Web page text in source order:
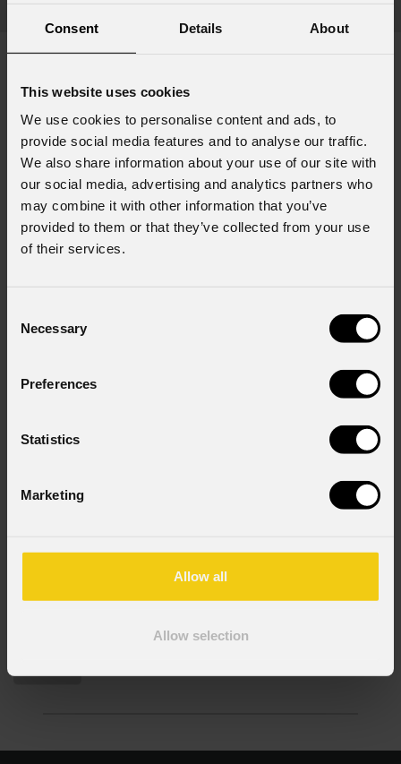
Consent Details About
This website uses cookies
We use cookies to personalise content and ads, to
provide social media features and to analyse our traffic.
We also share information about your use of our site with
our social media, advertising and analytics partners who
may combine it with other information that you’ve
provided to them or that they’ve collected from your use
of their services.
Selection
Necessary
Preferences
Statistics
Marketing
Allow all
Allow selection
Iscriviti alla nostraNewsletter
Email*
Nome*
Cognome*
Consenso al marketing
Acconsento al trattamento dei dati per ricevere
Ho letto l'informativa ai sensi dell'art. 13 del GDPR;
acconsento al trattamento ai sensi dell'art. 6 del